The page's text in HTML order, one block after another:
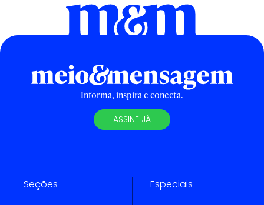
Informa, inspira e conecta.
ASSINE JÁ
Seções Especiais